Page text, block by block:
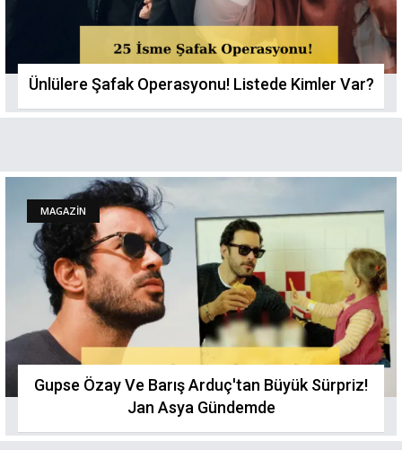
Ünlülere Şafak Operasyonu! Listede Kimler Var?
MAGAZİN
Gupse Özay Ve Barış Arduç'tan Büyük Sürpriz!
Jan Asya Gündemde